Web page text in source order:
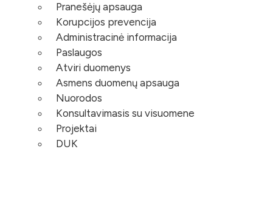
Pranešėjų apsauga
Korupcijos prevencija
Administracinė informacija
Paslaugos
Atviri duomenys
Asmens duomenų apsauga
Nuorodos
Konsultavimasis su visuomene
Projektai
DUK